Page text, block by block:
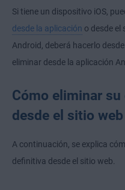
Si tiene un dispositivo iOS,
desde la aplicación o desde el
Android, deberá hacerlo
eliminar desde la aplicación
Cómo eliminar
desde el sitio web
A continuación, se explica
definitiva desde el sitio web.